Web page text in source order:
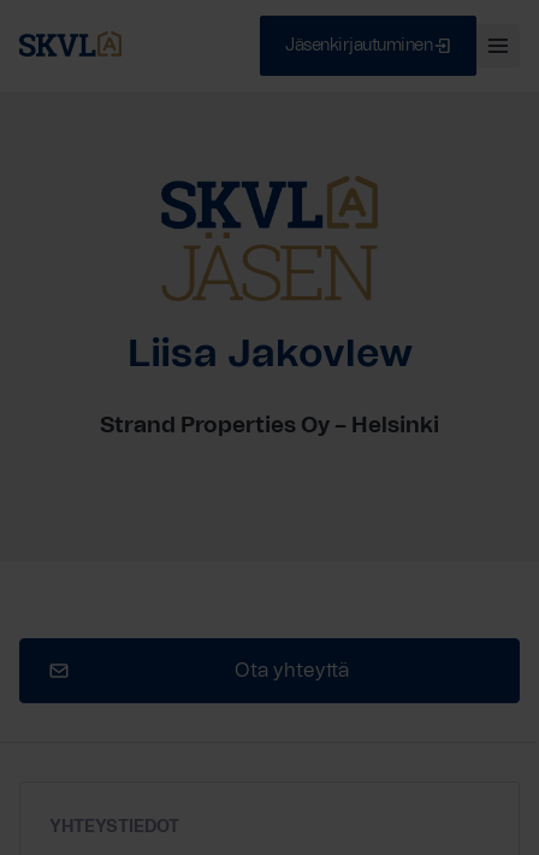
Jäsenkirjautuminen
Liisa Jakovlew
Strand Properties Oy – Helsinki
Ota yhteyttä
YHTEYSTIEDOT